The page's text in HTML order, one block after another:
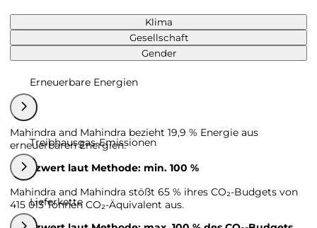
Klima
Gesellschaft
Gender
Erneuerbare Energien
Mahindra and Mahindra bezieht 19,9 % Energie aus
erneuerbaren Energien.
Grenzwert laut Methode: min. 100 %
Treibhausgas-Emissionen
Mahindra and Mahindra stößt 65 % ihres CO₂-Budgets von
415 013 Tonnen CO₂-Äquivalent aus.
Lieferkette